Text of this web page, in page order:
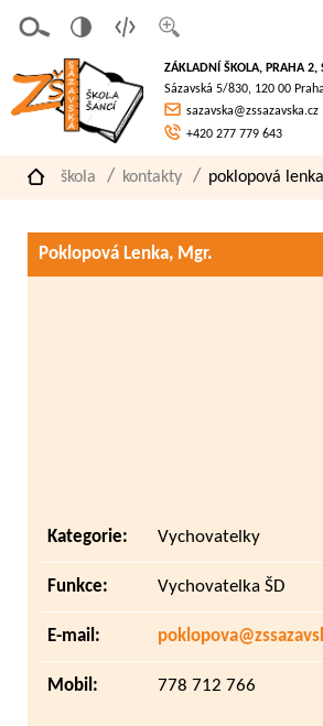
písmo
á
verze
pro
slaboz
raké
ZÁKLADNÍ ŠKOLA, PRAHA 2,
Sázavská 5/830, 120 00
sazavska@zssazavska.cz
+420 277 779 643
škola kontakty poklopová
Poklopová Lenka, Mgr.
Kategorie: Vychovatelky
Funkce: Vychovatelka ŠD
E-mail:
Mobil: 778 712 766